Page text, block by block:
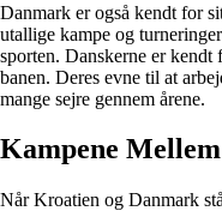
Danmark er også kendt for
utallige kampe og
sporten. Danskerne er kendt
banen. Deres evne til at
mange sejre gennem årene.
Kampene
Når Kroatien og Danmark